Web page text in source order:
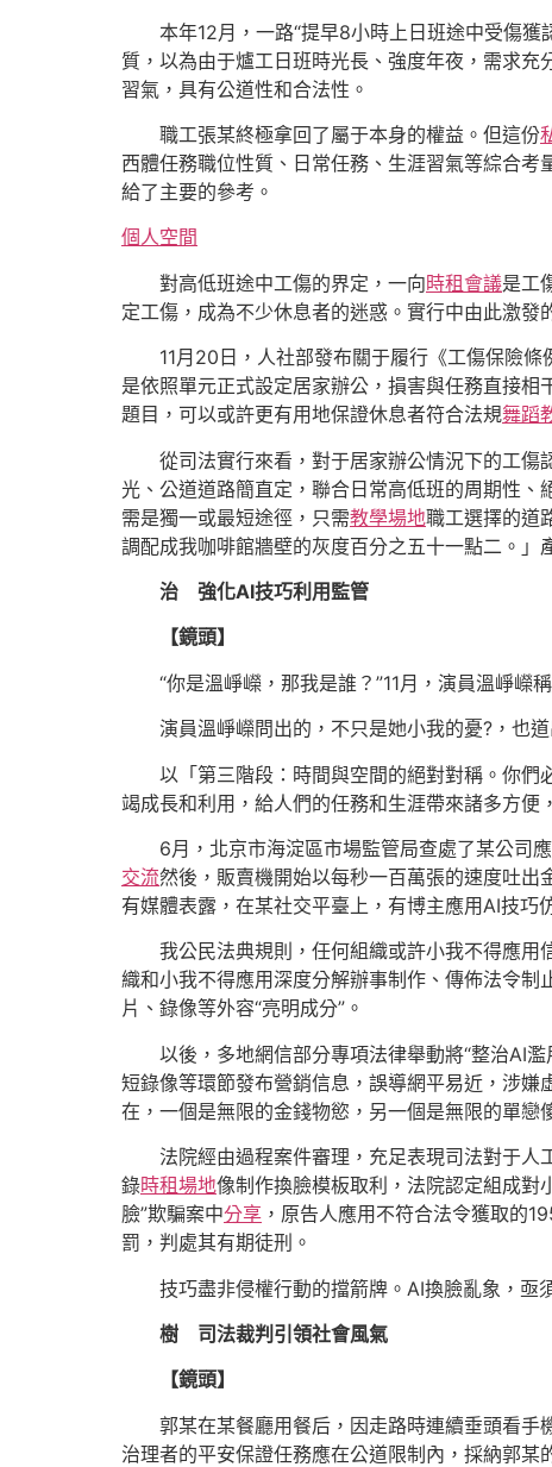
本年12月，一路“提早8小時上日班途中受傷
質，以為由于爐工日班時光長、強度年夜，需求
習氣，具有公道性和合法性。
職工張某終極拿回了屬于本身的權益。但這份
西體任務職位性質、日常任務、生涯習氣等綜合
給了主要的參考。
個人空間
對高低班途中工傷的界定，一向時租會議是工
定工傷，成為不少休息者的迷惑。實行中由此激發
11月20日，人社部發布關于履行《工傷保險
是依照單元正式設定居家辦公，損害與任務直接
題目，可以或許更有用地保證休息者符合法規舞蹈
從司法實行來看，對于居家辦公情況下的工傷
光、公道道路簡直定，聯合日常高低班的周期性、
需是獨一或最短途徑，只需教學場地職工選擇的道
調配成我咖啡館牆壁的灰度百分之五十一點二。」
治 強化AI技巧利用監管
【鏡頭】
“你是溫崢嶸，那我是誰？”11月，演員溫崢嶸稱
演員溫崢嶸問出的，不只是她小我的憂?，也
以「第三階段：時間與空間的絕對對稱。你們
竭成長和利用，給人們的任務和生涯帶來諸多方便
6月，北京市海淀區市場監管局查處了某公司
交流然後，販賣機開始以每秒一百萬張的速度吐
有媒體表露，在某社交平臺上，有博主應用AI技巧
我公民法典規則，任何組織或許小我不得應
織和小我不得應用深度分解辦事制作、傳佈法令
片、錄像等外容“亮明成分”。
以後，多地網信部分專項法律舉動將“整治AI
短錄像等環節發布營銷信息，誤導網平易近，涉
在，一個是無限的金錢物慾，另一個是無限的單戀
法院經由過程案件審理，充足表現司法對于
錄時租場地像制作換臉模板取利，法院認定組成對
臉”欺騙案中分享 ，原告人應用不符合法令獲取的
罰，判處其有期徒刑。
技巧盡非侵權行動的擋箭牌。AI換臉亂象，亟
樹 司法裁判引領社會風氣
【鏡頭】
郭某在某餐廳用餐后，因走路時連續垂頭看手
治理者的平安保證任務應在公道限制內，採納郭某